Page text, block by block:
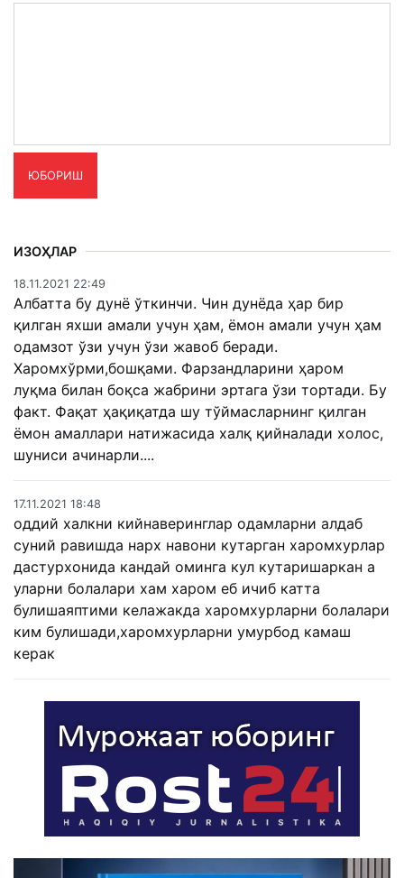
ЮБОРИШ
ИЗОҲЛАР
18.11.2021 22:49
Албатта бу дунё ўткинчи. Чин дунёда ҳар бир
қилган яхши амали учун ҳам, ёмон амали учун ҳам
одамзот ўзи учун ўзи жавоб беради.
Харомхўрми,бошқами. Фарзандларини ҳаром
луқма билан боқса жабрини эртага ўзи тортади. Бу
факт. Фақат ҳақиқатда шу тўймасларнинг қилган
ёмон амаллари натижасида халқ қийналади холос,
шуниси ачинарли....
17.11.2021 18:48
оддий халкни кийнаверинглар одамларни алдаб
суний равишда нарх навони кутарган харомхурлар
дастурхонида кандай оминга кул кутаришаркан а
уларни болалари хам харом еб ичиб катта
булишаяптими келажакда харомхурларни болалари
ким булишади,харомхурларни умурбод камаш
керак